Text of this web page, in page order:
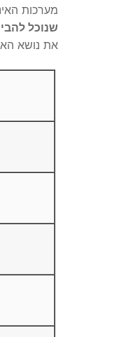
מערכות
שנוכל
את נושא